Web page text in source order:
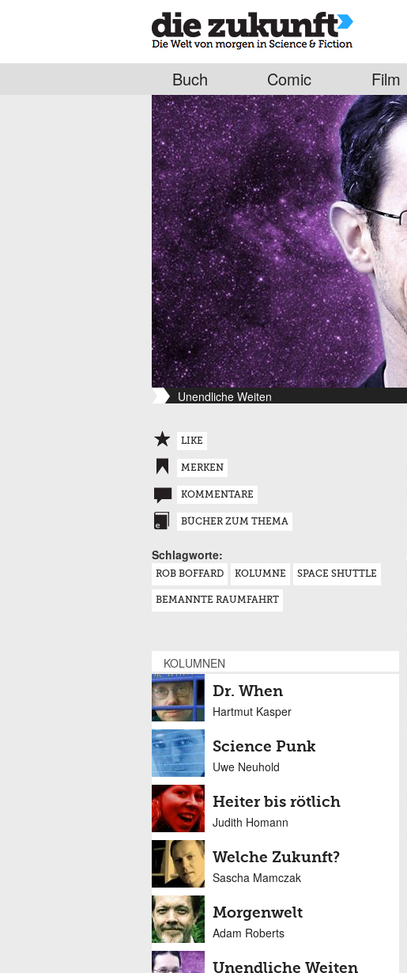
Buch Comic Film
Unendliche Weiten
LIKE
MERKEN
KOMMENTARE
BÜCHER ZUM THEMA
Schlagworte:
ROB BOFFARD KOLUMNE SPACE SHUTTLE
BEMANNTE RAUMFAHRT
KOLUMNEN
Dr. When
Hartmut Kasper
Science Punk
Uwe Neuhold
Heiter bis rötlich
Judith Homann
Welche Zukunft?
Sascha Mamczak
Morgenwelt
Adam Roberts
Unendliche Weiten